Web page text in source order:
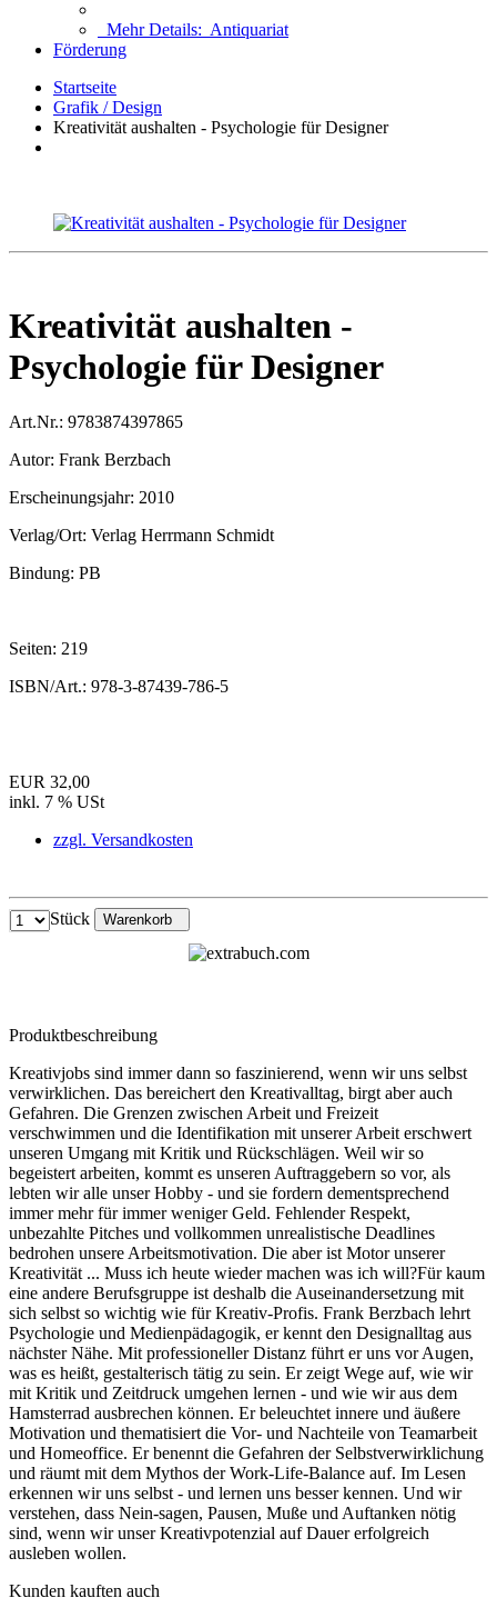
Mehr Details: Antiquariat
Förderung
Startseite
Grafik / Design
Kreativität aushalten - Psychologie für Designer
Kreativität aushalten -
Psychologie für Designer
Art.Nr.: 9783874397865
Autor: Frank Berzbach
Erscheinungsjahr: 2010
Verlag/Ort: Verlag Herrmann Schmidt
Bindung: PB
Seiten: 219
ISBN/Art.: 978-3-87439-786-5
EUR 32,00
inkl. 7 % USt
zzgl. Versandkosten
Stück Warenkorb
Produktbeschreibung
Kreativjobs sind immer dann so faszinierend, wenn wir uns selbst
verwirklichen. Das bereichert den Kreativalltag, birgt aber auch
Gefahren. Die Grenzen zwischen Arbeit und Freizeit
verschwimmen und die Identifikation mit unserer Arbeit erschwert
unseren Umgang mit Kritik und Rückschlägen. Weil wir so
begeistert arbeiten, kommt es unseren Auftraggebern so vor, als
lebten wir alle unser Hobby - und sie fordern dementsprechend
immer mehr für immer weniger Geld. Fehlender Respekt,
unbezahlte Pitches und vollkommen unrealistische Deadlines
bedrohen unsere Arbeitsmotivation. Die aber ist Motor unserer
Kreativität ... Muss ich heute wieder machen was ich will?Für kaum
eine andere Berufsgruppe ist deshalb die Auseinandersetzung mit
sich selbst so wichtig wie für Kreativ-Profis. Frank Berzbach lehrt
Psychologie und Medienpädagogik, er kennt den Designalltag aus
nächster Nähe. Mit professioneller Distanz führt er uns vor Augen,
was es heißt, gestalterisch tätig zu sein. Er zeigt Wege auf, wie wir
mit Kritik und Zeitdruck umgehen lernen - und wie wir aus dem
Hamsterrad ausbrechen können. Er beleuchtet innere und äußere
Motivation und thematisiert die Vor- und Nachteile von Teamarbeit
und Homeoffice. Er benennt die Gefahren der Selbstverwirklichung
und räumt mit dem Mythos der Work-Life-Balance auf. Im Lesen
erkennen wir uns selbst - und lernen uns besser kennen. Und wir
verstehen, dass Nein-sagen, Pausen, Muße und Auftanken nötig
sind, wenn wir unser Kreativpotenzial auf Dauer erfolgreich
ausleben wollen.
Kunden kauften auch